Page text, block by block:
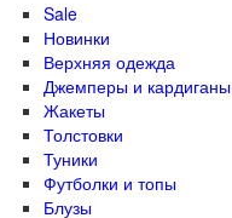
Sale
Новинки
Верхняя одежда
Джемперы и кардиганы
Жакеты
Толстовки
Туники
Футболки и топы
Блузы